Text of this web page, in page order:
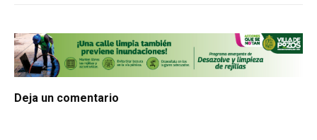
Deja un comentario